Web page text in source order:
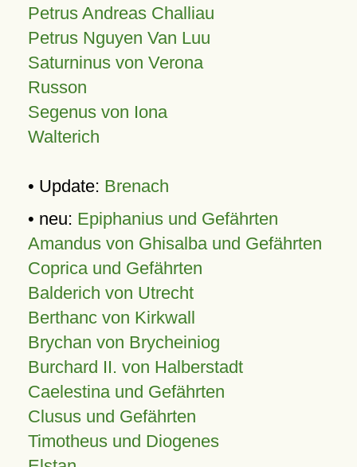
Petrus Andreas Challiau
Petrus Nguyen Van Luu
Saturninus von Verona
Russon
Segenus von Iona
Walterich
• Update: Brenach
• neu: Epiphanius und Gefährten
Amandus von Ghisalba und Gefährten
Coprica und Gefährten
Balderich von Utrecht
Berthanc von Kirkwall
Brychan von Brycheiniog
Burchard II. von Halberstadt
Caelestina und Gefährten
Clusus und Gefährten
Timotheus und Diogenes